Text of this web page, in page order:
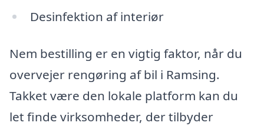
Desinfektion af interiør
Nem bestilling er en vigtig faktor, når du
overvejer rengøring af bil i Ramsing.
Takket være den lokale platform kan du
let finde virksomheder, der tilbyder